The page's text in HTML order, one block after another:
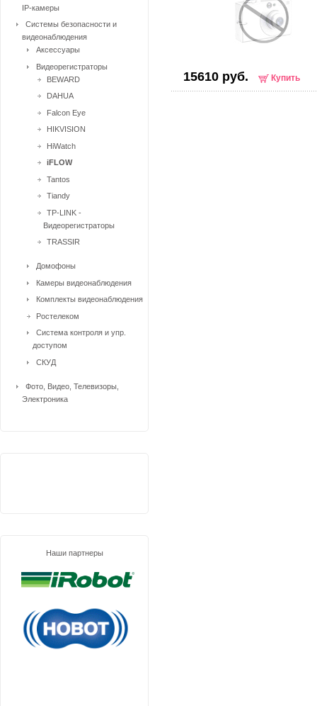
15610 руб. Купить
IP-камеры
Системы безопасности и
видеонаблюдения
Аксессуары
Видеорегистраторы
BEWARD
DAHUA
Falcon Eye
HIKVISION
HiWatch
iFLOW
Tantos
Tiandy
TP-LINK -
Видеорегистраторы
TRASSIR
Домофоны
Камеры видеонаблюдения
Комплекты видеонаблюдения
Ростелеком
Система контроля и упр.
доступом
СКУД
Фото, Видео, Телевизоры,
Электроника
Наши партнеры